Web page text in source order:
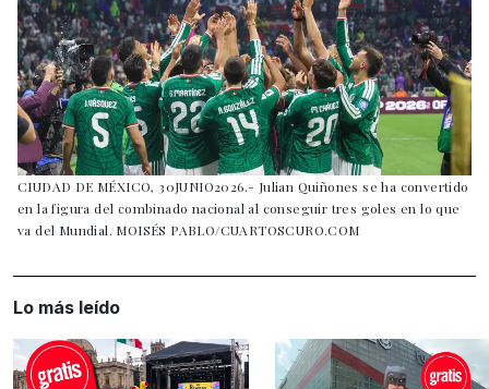
CIUDAD DE MÉXICO, 30JUNIO2026.- Julian Quiñones se ha convertido
en la figura del combinado nacional al conseguir tres goles en lo que
va del Mundial. MOISÉS PABLO/CUARTOSCURO.COM
Lo más leído